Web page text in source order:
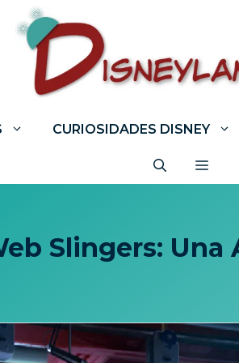
CURIOSIDADES DISNEY
Slingers: